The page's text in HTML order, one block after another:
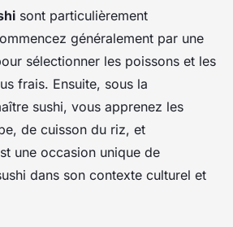
sont particulièrement
généralement par une
sélectionner les poissons et les
frais. Ensuite, sous la
sushi, vous apprenez les
de cuisson du riz, et
une occasion unique de
dans son contexte culturel et